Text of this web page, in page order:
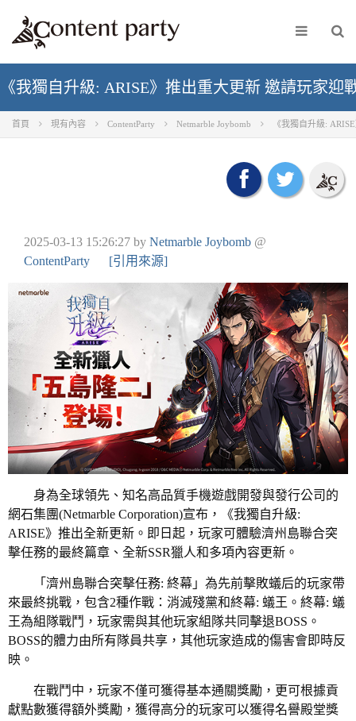
《我獨自升級: ARISE》推出重大更新 邀請玩家
首頁 現有內容 ContentParty Netmarble Joybomb 《我獨自升級:
2025-03-13 15:26:27 by Netmarble Joybomb @
ContentParty
[引用來源]
身為全球領先、知名高品質手機遊戲開發與發行公司的
網石集團(Netmarble Corporation)宣布，《我獨自升級:
ARISE》推出全新更新。即日起，玩家可體驗濟州島聯合突
擊任務的最終篇章、全新SSR獵人和多項內容更新。
「濟州島聯合突擊任務: 終幕」為先前擊敗蟻后的玩家帶
來最終挑戰，包含2種作戰：消滅殘黨和終幕: 蟻王。終幕: 蟻
王為組隊戰鬥，玩家需與其他玩家組隊共同擊退BOSS。
BOSS的體力由所有隊員共享，其他玩家造成的傷害會即時反
映。
在戰鬥中，玩家不僅可獲得基本通關獎勵，更可根據貢
獻點數獲得額外獎勵，獲得高分的玩家可以獲得名譽殿堂獎